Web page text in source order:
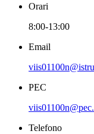
Orari
8:00-13:00
Email
PEC
Telefono